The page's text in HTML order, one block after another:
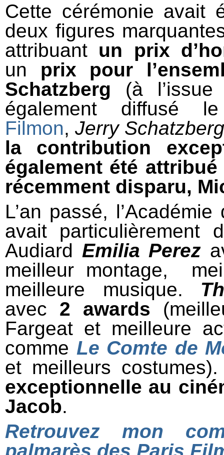
Cette cérémonie avait
deux figures
attribuant un prix
un prix pour
Schatzberg (à
également diffusé
Filmon,Jerry
la contribution
également été
récemment disparu,
L’an passé,
avait particulièrement
Audiard Emilia Perez
meilleur montage,
meilleure musique.
avec 2 awards
Fargeat et meilleure
comme Le Comte de
et meilleurs
exceptionnelle au
Jacob.
Retrouvez mon